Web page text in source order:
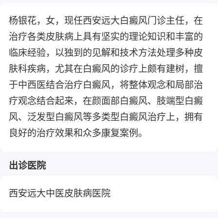
杨银花，女，现任西安远大白癜风门诊主任，在
治疗各类皮肤病上具有坚实的理论知识和丰富的
临床经验，以独到的见解和技术方法处理多种皮
肤科疾病，尤其在白癜风的诊疗上颇有建树，擅
于中西医结合治疗白癜风，将整体观念和局部治
疗观念结合起来，在颜面部白癜风、肢端型白癜
风、泛发型白癜风等多类型白癜风治疗上，拥有
良好的治疗效果和众多康复案例。
出诊医院
西安远大中医皮肤病医院